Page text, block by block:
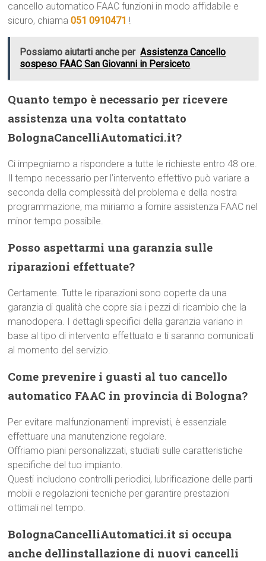
cancello automatico FAAC funzioni in modo affidabile e
sicuro, chiama051 0910471 !
Possiamo aiutarti anche per Assistenza Cancello
sospeso FAAC San Giovanni in Persiceto
Quanto tempo è necessario per ricevere
assistenza una volta contattato
BolognaCancelliAutomatici.it?
Ci impegniamo a rispondere a tutte le richieste entro 48 ore.
Il tempo necessario per l’intervento effettivo può variare a
seconda della complessità del problema e della nostra
programmazione, ma miriamo a fornire assistenza FAAC nel
minor tempo possibile.
Posso aspettarmi una garanzia sulle
riparazioni effettuate?
Certamente. Tutte le riparazioni sono coperte da una
garanzia di qualità che copre sia i pezzi di ricambio che la
manodopera. I dettagli specifici della garanzia variano in
base al tipo di intervento effettuato e ti saranno comunicati
al momento del servizio.
Come prevenire i guasti al tuo cancello
automatico FAAC in provincia di Bologna?
Per evitare malfunzionamenti imprevisti, è essenziale
effettuare una manutenzione regolare.
Offriamo piani personalizzati, studiati sulle caratteristiche
specifiche del tuo impianto.
Questi includono controlli periodici, lubrificazione delle parti
mobili e regolazioni tecniche per garantire prestazioni
ottimali nel tempo.
BolognaCancelliAutomatici.it si occupa
anche dellinstallazione di nuovi cancelli